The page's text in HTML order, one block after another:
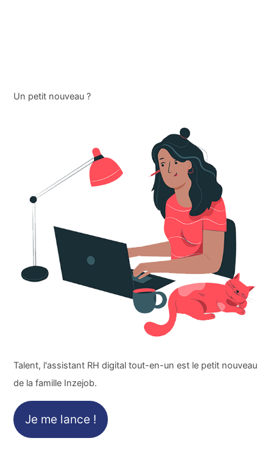
Un petit nouveau ?
Talent, l'assistant RH digital tout-en-un est le petit nouveau
de la famille Inzejob.
Je me lance !